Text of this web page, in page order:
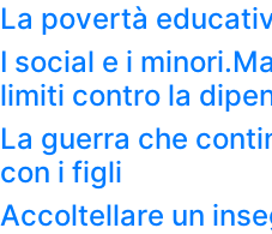
La povertà
I social e i
limiti contro la
La guerra che
con i figli
Accoltellare un